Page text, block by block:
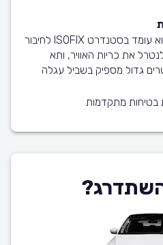
רכב זה מותאם לתינוקות - הוא עומד בסטנדרט ISOFIX לחיבור
את כריות האוויר, ותא